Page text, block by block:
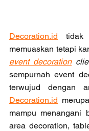
Decoration.id tidak
event decoration
sempurnah event
Decoration.id
mampu menangani
area decoration,